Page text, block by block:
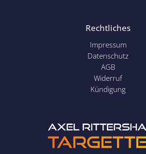
Rechtliches
Impressum
Datenschutz
AGB
Widerruf
Kündigung